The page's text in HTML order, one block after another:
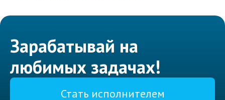
Зарабатывай на
любимых задачах!
Стать исполнителем